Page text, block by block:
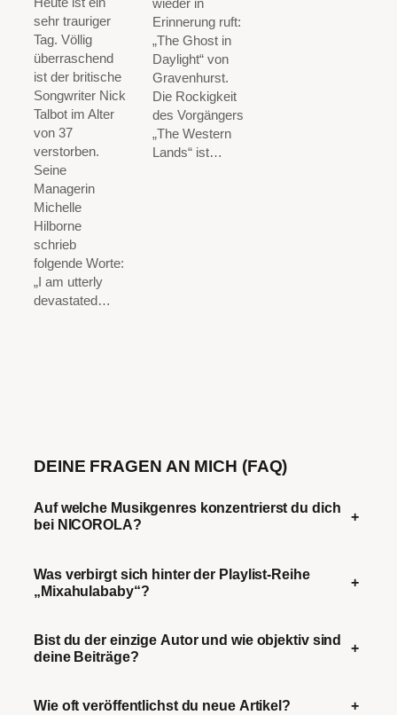
Heute ist ein
sehr trauriger
Tag. Völlig
überraschend
ist der britische
Songwriter Nick
Talbot im Alter
von 37
verstorben.
Seine
Managerin
Michelle
Hilborne
schrieb
folgende Worte:
„I am utterly
devastated…
wieder in
Erinnerung ruft:
„The Ghost in
Daylight“ von
Gravenhurst.
Die Rockigkeit
des Vorgängers
„The Western
Lands“ ist…
DEINE FRAGEN AN MICH (FAQ)
Auf welche Musikgenres konzentrierst du dich
bei NICOROLA?
+
Was verbirgt sich hinter der Playlist-Reihe
„Mixahulababy“?
+
Bist du der einzige Autor und wie objektiv sind
deine Beiträge?
+
Wie oft veröffentlichst du neue Artikel? +